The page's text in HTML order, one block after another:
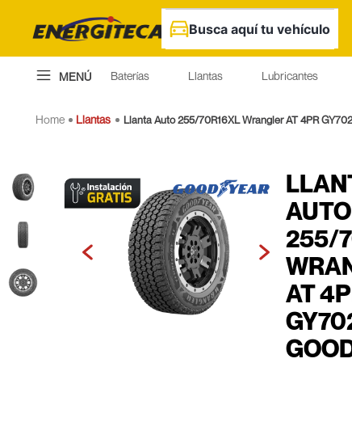
Busca aquí tu vehículo
MENÚ Baterías Llantas Lubricantes
Llantas Llanta Auto 255/70R16XL Wrangler AT 4PR
AUTO
255/
AT